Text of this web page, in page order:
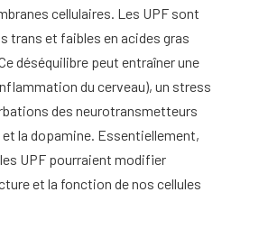
cellulaires. Les UPF sont
trans et faibles en acides gras
déséquilibre peut entraîner une
du cerveau), un stress
des neurotransmetteurs
la dopamine. Essentiellement,
les UPF pourraient modifier
et la fonction de nos cellules